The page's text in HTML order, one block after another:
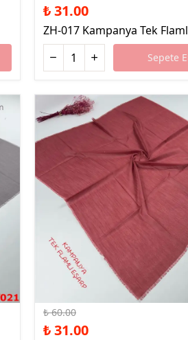
₺ 31.00
ZH-017 Kampanya Tek
Sepete
₺ 60.00
₺ 31.00